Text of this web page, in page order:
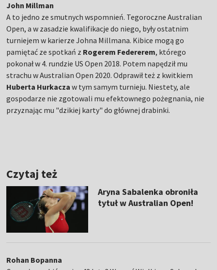
John Millman
A to jedno ze smutnych wspomnień. Tegoroczne Australian
Open, a w zasadzie kwalifikacje do niego, były ostatnim
turniejem w karierze Johna Millmana. Kibice mogą go
pamiętać ze spotkań z Rogerem Federerem, którego
pokonał w 4. rundzie US Open 2018. Potem napędził mu
strachu w Australian Open 2020. Odprawił też z kwitkiem
Huberta Hurkaczaw tym samym turnieju. Niestety, ale
gospodarze nie zgotowali mu efektownego pożegnania, nie
przyznając mu "dzikiej karty" do głównej drabinki.
Czytaj też
Aryna Sabalenka obroniła
tytuł w Australian Open!
Rohan Bopanna